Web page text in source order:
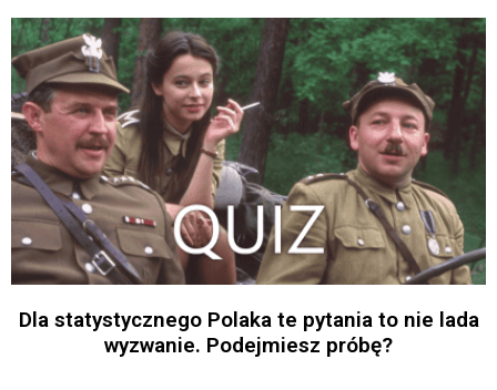
Dla statystycznego Polaka te pytania to nie lada
wyzwanie. Podejmiesz próbę?